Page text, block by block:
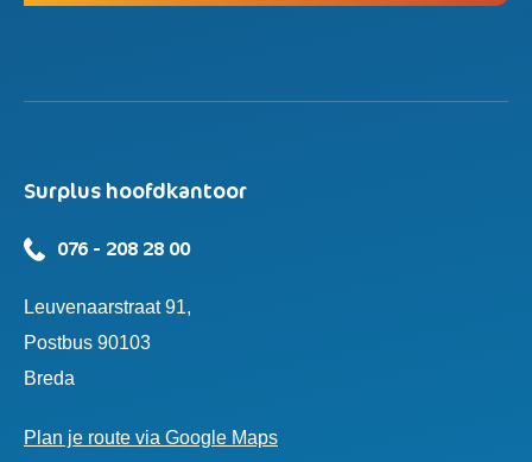
Surplus hoofdkantoor
076 - 208 28 00
Leuvenaarstraat 91,
Postbus 90103
Breda
Plan je route via Google Maps